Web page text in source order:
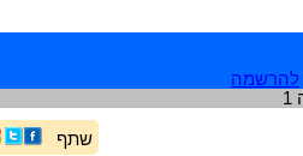
להרשמה
שתף